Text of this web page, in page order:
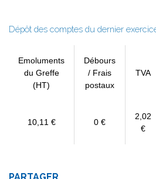
Dépôt des comptes du dernier
Emoluments
du Greffe
(HT)
Débours
/ Frais
postaux
TVA
10,11 € 0 €
2,02
€